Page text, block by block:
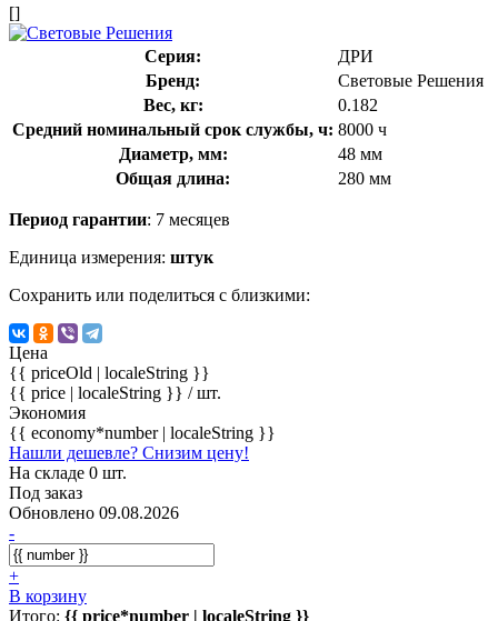
[]
Серия:
ДРИ
Бренд:
Световые Решения
Вес, кг:
0.182
Средний номинальный срок службы, ч: 8000 ч
Диаметр, мм:
48 мм
Общая длина:
280 мм
Период гарантии: 7 месяцев
Единица измерения: штук
Сохранить или поделиться с близкими:
Цена
{{ priceOld | localeString }}
{{ price | localeString }} / шт.
Экономия
{{ economy*number | localeString }}
Нашли дешевле? Снизим цену!
На складе 0 шт.
Под заказ
Обновлено 09.08.2026
-
+
В корзину
Итого: {{ price*number | localeString }}